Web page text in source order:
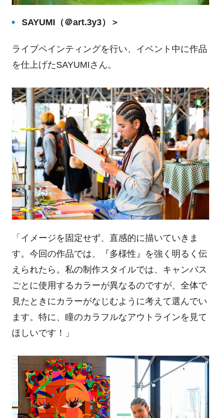
SAYUMI（＠art.3y3）＞
ライブペインティングを行い、イベント中に作品
を仕上げたSAYUMIさん。
「イメージを固定せず、直感的に描いていきま
す。今回の作品では、『多様性』を強く明るく伝
えられたら。私の制作スタイルでは、キャンバス
ごとに使用するカラーが異なるのですが、全体で
見たときにカラーがなじむように考えて選んでい
ます。特に、瞳のカラフルなアウトラインを見て
ほしいです！」